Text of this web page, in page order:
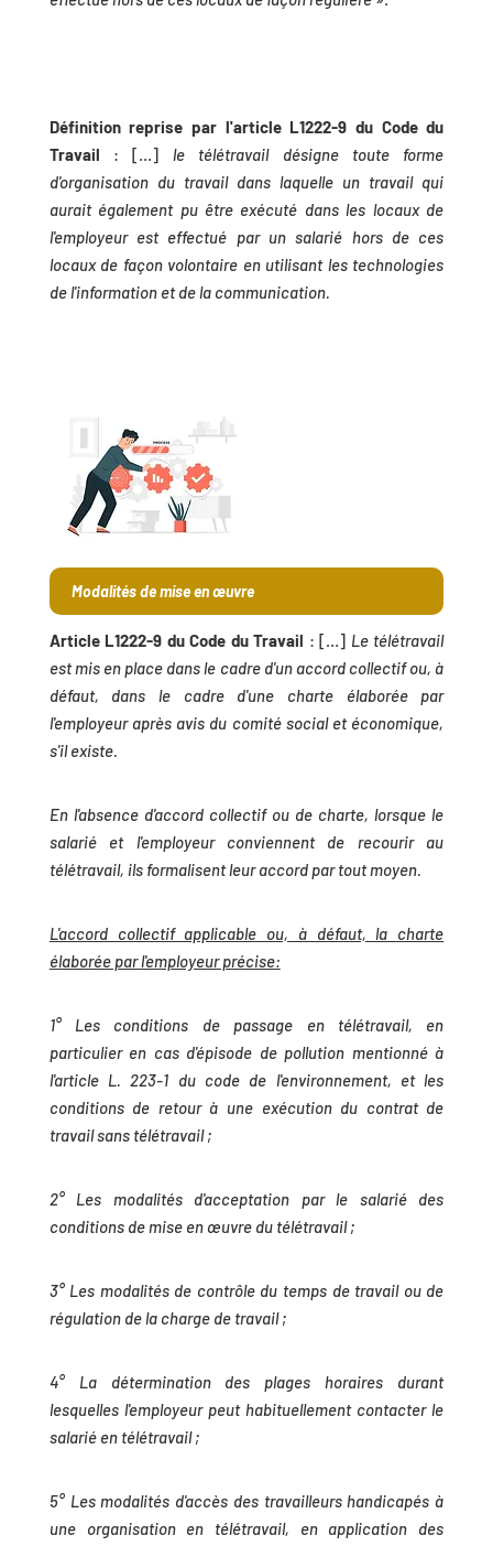
Définition reprise par l'article L1222-9 du Code du
Travail : […] le télétravail désigne toute forme
d'organisation du travail dans laquelle un travail qui
aurait également pu être exécuté dans les locaux de
l'employeur est effectué par un salarié hors de ces
locaux de façon volontaire en utilisant les technologies
de l'information et de la communication.
Modalités de mise en œuvre
Article L1222-9 du Code du Travail : […] Le télétravail
est mis en place dans le cadre d'un accord collectif ou, à
défaut, dans le cadre d'une charte élaborée par
l'employeur après avis du comité social et économique,
s'il existe.
En l'absence d'accord collectif ou de charte, lorsque le
salarié et l'employeur conviennent de recourir au
télétravail, ils formalisent leur accord par tout moyen.
L'accord collectif applicable ou, à défaut, la charte
élaborée par l'employeur précise:
1° Les conditions de passage en télétravail, en
particulier en cas d'épisode de pollution mentionné à
l'article L. 223-1 du code de l'environnement, et les
conditions de retour à une exécution du contrat de
travail sans télétravail ;
2° Les modalités d'acceptation par le salarié des
conditions de mise en œuvre du télétravail ;
3° Les modalités de contrôle du temps de travail ou de
régulation de la charge de travail ;
4° La détermination des plages horaires durant
lesquelles l'employeur peut habituellement contacter le
salarié en télétravail ;
5° Les modalités d'accès des travailleurs handicapés à
une organisation en télétravail, en application des